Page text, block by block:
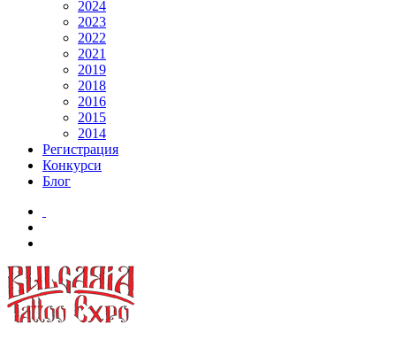
2024
2023
2022
2021
2019
2018
2016
2015
2014
Регистрация
Конкурси
Блог